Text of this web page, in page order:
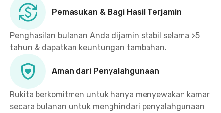
Pemasukan & Bagi Hasil Terjamin
Penghasilan bulanan Anda dijamin stabil selama >5
tahun & dapatkan keuntungan tambahan.
Aman dari Penyalahgunaan
Rukita berkomitmen untuk hanya menyewakan kamar
secara bulanan untuk menghindari penyalahgunaan